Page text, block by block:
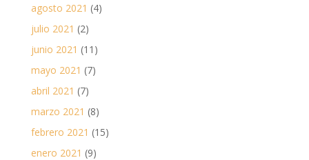
agosto 2021 (4)
julio 2021 (2)
junio 2021 (11)
mayo 2021 (7)
abril 2021 (7)
marzo 2021 (8)
febrero 2021 (15)
enero 2021 (9)